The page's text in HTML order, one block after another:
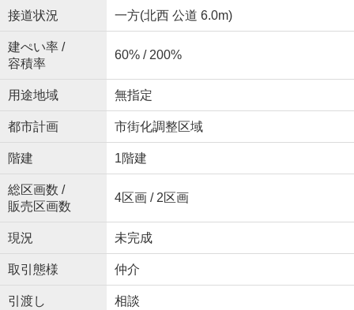
接道状況 一方(北西 公道 6.0m)
建ぺい率 /
容積率
60% / 200%
用途地域 無指定
都市計画 市街化調整区域
階建 1階建
総区画数 /
販売区画数
4区画 / 2区画
現況 未完成
取引態様 仲介
引渡し 相談